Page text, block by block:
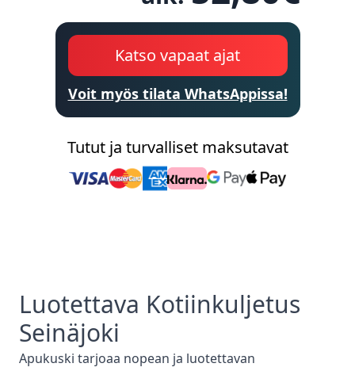
Katso vapaat ajat
Voit myös tilata WhatsAppissa!
Tutut ja turvalliset maksutavat
Luotettava Kotiinkuljetus
Seinäjoki
Apukuski tarjoaa nopean ja luotettavan